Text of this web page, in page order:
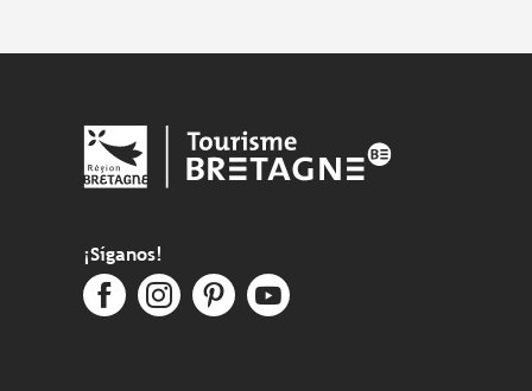
¡Síganos!